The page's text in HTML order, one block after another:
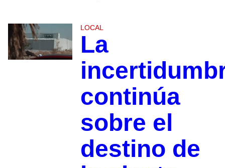
LOCAL
La
continúa
sobre el
destino de